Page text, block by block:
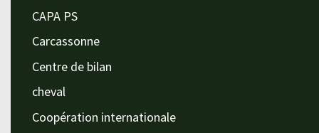
CAPA PS
Carcassonne
Centre de bilan
cheval
Coopération internationale